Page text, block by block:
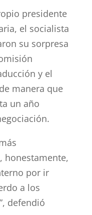
presidente
el socialista
su sorpresa
y el
manera que
un año
honestamente,
por ir
a los
defendió